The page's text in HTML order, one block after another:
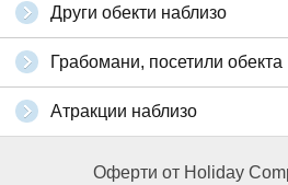
Други обекти наблизо
Грабомани, посетили обекта
Атракции наблизо
Оферти от Holiday